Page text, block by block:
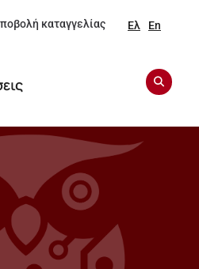
καταγγελίας Ελ En